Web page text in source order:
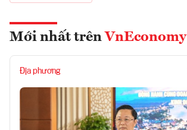
Mới nhất trên VnEconomy
Địa phương